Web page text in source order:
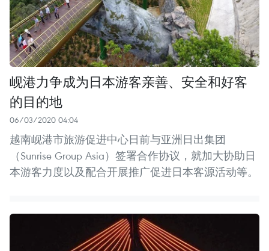
岘港力争成为日本游客亲善、安全和好客
的目的地
06/03/2020 04:04
越南岘港市旅游促进中心日前与亚洲日出集团
（Sunrise Group Asia）签署合作协议，就加大协助日
本游客力度以及配合开展推广促进日本客源活动等。